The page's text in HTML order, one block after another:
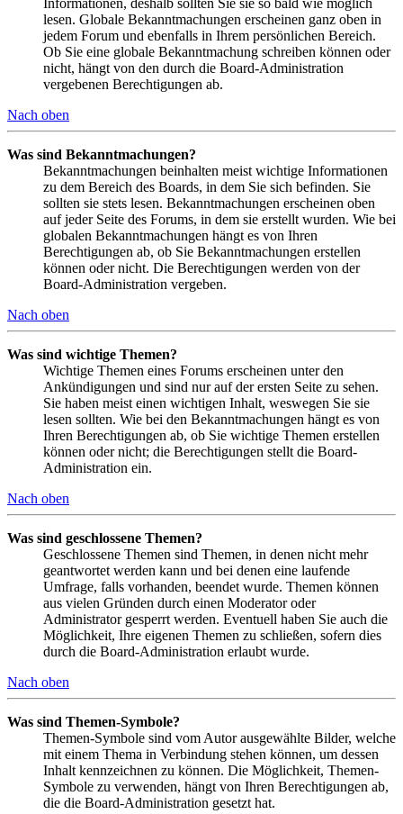
lesen. Globale Bekanntmachungen erscheinen ganz oben in
jedem Forum und ebenfalls in Ihrem persönlichen Bereich.
Ob Sie eine globale Bekanntmachung schreiben können oder
nicht, hängt von den durch die Board-Administration
vergebenen Berechtigungen ab.
Nach oben
Was sind Bekanntmachungen?
Bekanntmachungen beinhalten meist wichtige Informationen
zu dem Bereich des Boards, in dem Sie sich befinden. Sie
sollten sie stets lesen. Bekanntmachungen erscheinen oben
auf jeder Seite des Forums, in dem sie erstellt wurden. Wie bei
globalen Bekanntmachungen hängt es von Ihren
Berechtigungen ab, ob Sie Bekanntmachungen erstellen
können oder nicht. Die Berechtigungen werden von der
Board-Administration vergeben.
Nach oben
Was sind wichtige Themen?
Wichtige Themen eines Forums erscheinen unter den
Ankündigungen und sind nur auf der ersten Seite zu sehen.
Sie haben meist einen wichtigen Inhalt, weswegen Sie sie
lesen sollten. Wie bei den Bekanntmachungen hängt es von
Ihren Berechtigungen ab, ob Sie wichtige Themen erstellen
können oder nicht; die Berechtigungen stellt die Board-
Administration ein.
Nach oben
Was sind geschlossene Themen?
Geschlossene Themen sind Themen, in denen nicht mehr
geantwortet werden kann und bei denen eine laufende
Umfrage, falls vorhanden, beendet wurde. Themen können
aus vielen Gründen durch einen Moderator oder
Administrator gesperrt werden. Eventuell haben Sie auch die
Möglichkeit, Ihre eigenen Themen zu schließen, sofern dies
durch die Board-Administration erlaubt wurde.
Nach oben
Was sind Themen-Symbole?
Themen-Symbole sind vom Autor ausgewählte Bilder, welche
mit einem Thema in Verbindung stehen können, um dessen
Inhalt kennzeichnen zu können. Die Möglichkeit, Themen-
Symbole zu verwenden, hängt von Ihren Berechtigungen ab,
die die Board-Administration gesetzt hat.